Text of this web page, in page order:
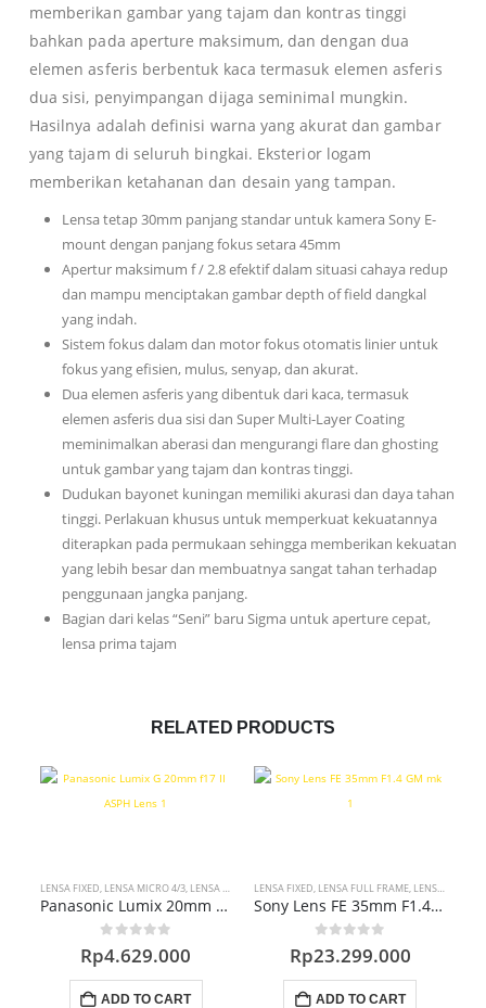
memberikan gambar yang tajam dan kontras tinggi
bahkan pada aperture maksimum, dan dengan dua
elemen asferis berbentuk kaca termasuk elemen asferis
dua sisi, penyimpangan dijaga seminimal mungkin.
Hasilnya adalah definisi warna yang akurat dan gambar
yang tajam di seluruh bingkai. Eksterior logam
memberikan ketahanan dan desain yang tampan.
Lensa tetap 30mm panjang standar untuk kamera Sony E-
mount dengan panjang fokus setara 45mm
Apertur maksimum f / 2.8 efektif dalam situasi cahaya redup
dan mampu menciptakan gambar depth of field dangkal
yang indah.
Sistem fokus dalam dan motor fokus otomatis linier untuk
fokus yang efisien, mulus, senyap, dan akurat.
Dua elemen asferis yang dibentuk dari kaca, termasuk
elemen asferis dua sisi dan Super Multi-Layer Coating
meminimalkan aberasi dan mengurangi flare dan ghosting
untuk gambar yang tajam dan kontras tinggi.
Dudukan bayonet kuningan memiliki akurasi dan daya tahan
tinggi. Perlakuan khusus untuk memperkuat kekuatannya
diterapkan pada permukaan sehingga memberikan kekuatan
yang lebih besar dan membuatnya sangat tahan terhadap
penggunaan jangka panjang.
Bagian dari kelas “Seni” baru Sigma untuk aperture cepat,
lensa prima tajam
RELATED PRODUCTS
LENSA FIXED, LENSA MICRO 4/3, LENSA WIDE
Panasonic Lumix 20mm F1.7 Lens Mirrorless
out of 5
Rp4.629.000
ADD TO CART
LENSA FIXED, LENSA FULL FRAME, LENSA VIDEO / CINEMA
Sony Lens FE 35mm F1.4 GM
0out of 5
Rp23.299.000
ADD TO CART